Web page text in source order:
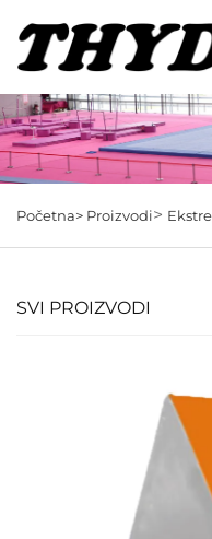
Početna> Proizvodi>
SVI PROIZVODI